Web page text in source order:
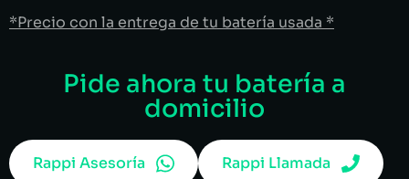
*Precio con la entrega de tu batería usada *
Pide ahora tu batería a
domicilio
Rappi Asesoría Rappi Llamada